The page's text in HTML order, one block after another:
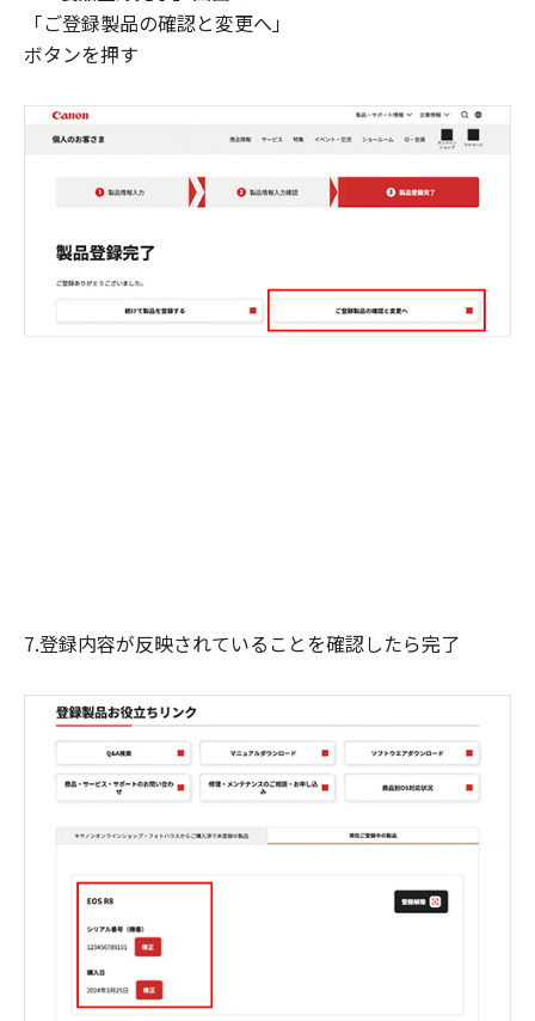
「ご登録製品の確認と変更へ」
ボタンを押す
7.登録内容が反映されていることを確認したら完了